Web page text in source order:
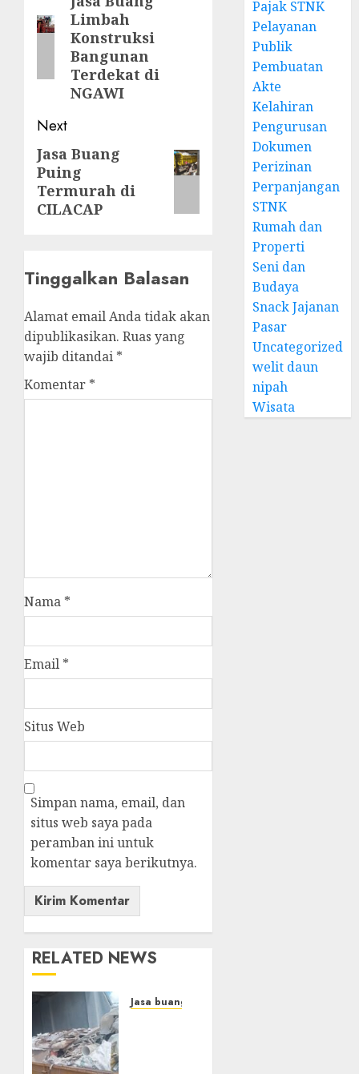
post: Limbah
Konstruksi
Bangunan
Terdekat di
NGAWI
Next
Next
post:
Jasa Buang
Puing
Termurah di
CILACAP
Tinggalkan Balasan
Alamat email Anda tidak akan
dipublikasikan. Ruas yang
wajib ditandai *
Komentar *
Nama *
Email *
Situs Web
Simpan nama, email, dan
situs web saya pada
peramban ini untuk
komentar saya berikutnya.
RELATED NEWS
Jasa buang puing
Pajak STNK
Pelayanan
Publik
Pembuatan
Akte
Kelahiran
Pengurusan
Dokumen
Perizinan
Perpanjangan
STNK
Rumah dan
Properti
Seni dan
Budaya
Snack Jajanan
Pasar
Uncategorized
welit daun
nipah
Wisata